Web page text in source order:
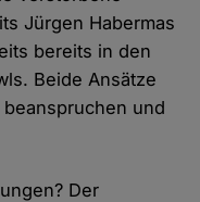
Jürgen Habermas
bereits in den
Beide Ansätze
und
Der